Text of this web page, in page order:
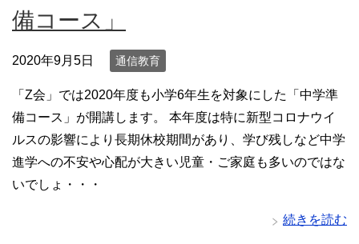
備コース」
2020年9月5日 通信教育
「Z会」では2020年度も小学6年生を対象にした「中学準
備コース」が開講します。 本年度は特に新型コロナウイ
ルスの影響により長期休校期間があり、学び残しなど中学
進学への不安や心配が大きい児童・ご家庭も多いのではな
いでしょ・・・
続きを読む